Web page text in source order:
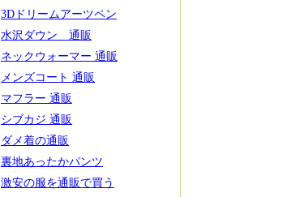
3Dドリームアーツペン
水沢ダウン 通販
ネックウォーマー 通販
メンズコート 通販
マフラー 通販
シブカジ 通販
ダメ着の通販
裏地あったかパンツ
激安の服を通販で買う